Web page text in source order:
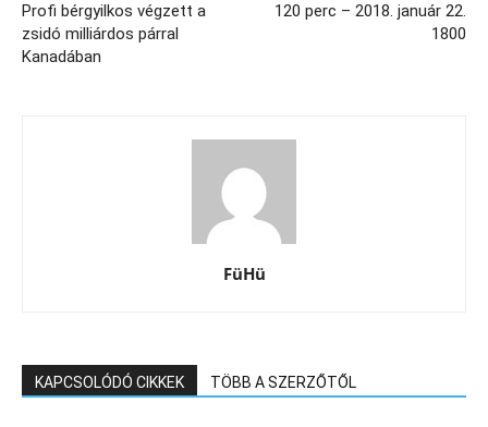
Profi bérgyilkos végzett a
zsidó milliárdos párral
Kanadában
120 perc – 2018. január 22.
1800
FüHü
KAPCSOLÓDÓ CIKKEK TÖBB A SZERZŐTŐL